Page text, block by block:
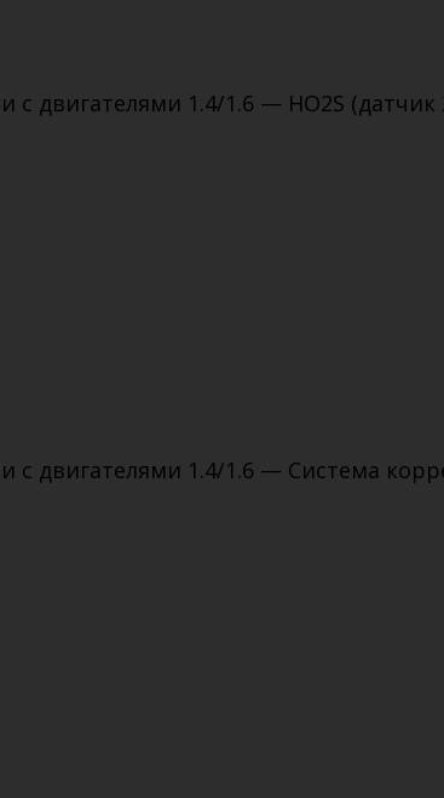
двигателями 1.4/1.6 — HO2S (датчик
с двигателями 1.4/1.6 — Система